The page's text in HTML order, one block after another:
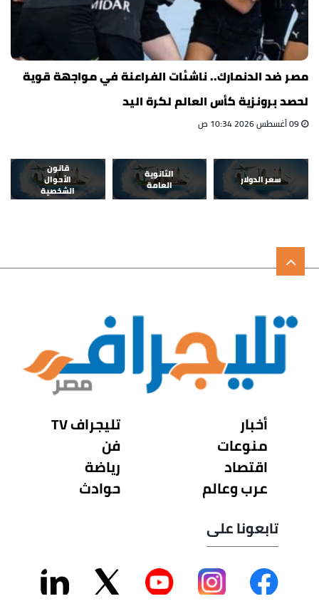
مصر ضد الدنمارك.. ناشئات الفراعنة في مواجهة قوية
لحصد برونزية كأس العالم لكرة اليد
سعر الدولار
الثانوية
العامة
قانون
الأحوال
الشخصية
أخبار
منوعات
اقتصاد
عرب وعالم
تليجراف TV
فن
رياضة
حوادث
تابعونا على